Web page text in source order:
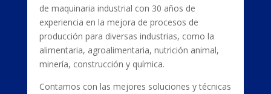
de maquinaria industrial con 30 años de
experiencia en la mejora de procesos de
producción para diversas industrias, como la
alimentaria, agroalimentaria, nutrición animal,
minería, construcción y química.
Contamos con las mejores soluciones y técnicas